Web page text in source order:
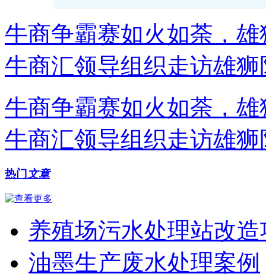
牛商争霸赛如火如荼，
牛商汇领导组织走访雄
牛商争霸赛如火如荼，
牛商汇领导组织走访雄
热门 文章
养殖场污水处理站改
油墨生产废水处理案例